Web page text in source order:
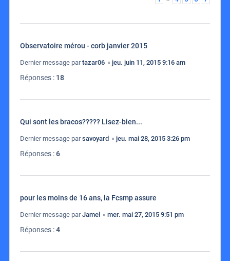
Observatoire mérou - corb janvier 2015
Dernier message partazar06 « jeu. juin 11, 2015 9:16 am
Réponses : 18
Qui sont les bracos????? Lisez-bien...
Dernier message parsavoyard « jeu. mai 28, 2015 3:26 pm
Réponses :6
pour les moins de 16 ans, la Fcsmp assure
Dernier message parJamel « mer. mai 27, 2015 9:51 pm
Réponses :4